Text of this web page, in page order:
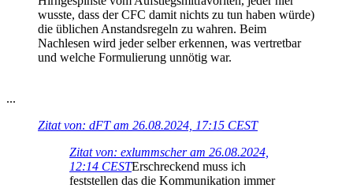
wusste, dass der CFC damit nichts zu tun haben würde)
die üblichen Anstandsregeln zu wahren. Beim
Nachlesen wird jeder selber erkennen, was vertretbar
und welche Formulierung unnötig war.
...
Zitat von: dFT am 26.08.2024, 17:15 CEST
Zitat von: exlummscher am 26.08.2024,
12:14 CESTErschreckend muss ich
feststellen das die Kommunikation immer